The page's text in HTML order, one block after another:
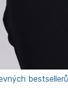
bestsellerů